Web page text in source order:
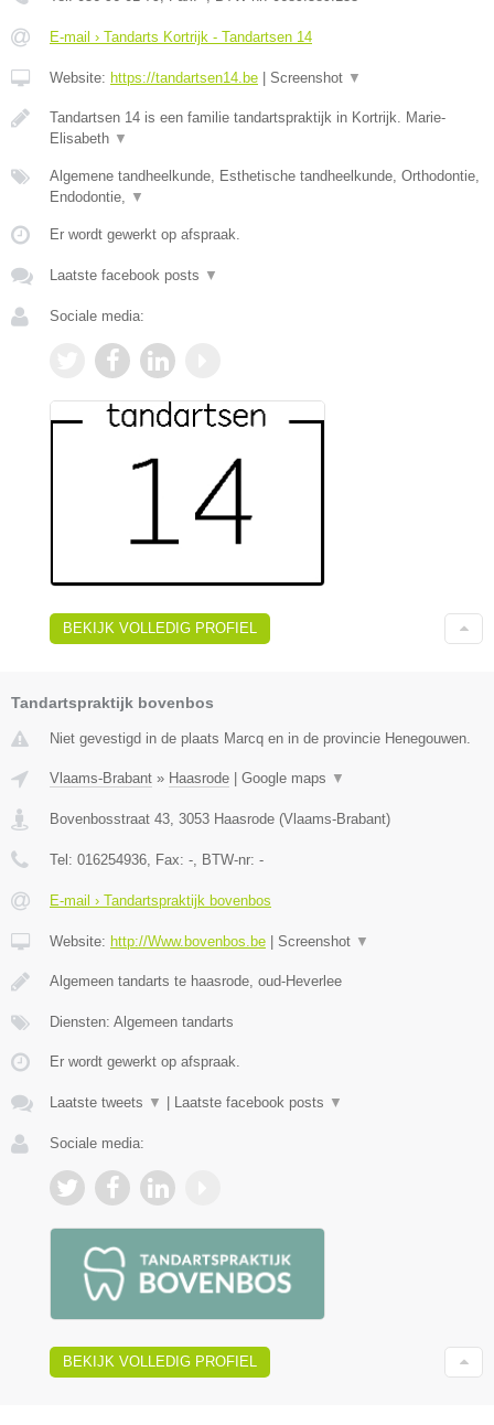
E-mail › Tandarts Kortrijk - Tandartsen 14
Website: https://tandartsen14.be Screenshot ▼
Tandartsen 14 is een familie tandartspraktijk in Kortrijk. Marie-
Elisabeth ▼
Algemene tandheelkunde, Esthetische tandheelkunde, Orthodontie,
Endodontie, ▼
Er wordt gewerkt op afspraak.
Laatste facebook posts ▼
Sociale media:
BEKIJK VOLLEDIG PROFIEL
Tandartspraktijk bovenbos
Niet gevestigd in de plaats Marcq en in de provincie Henegouwen.
Vlaams-Brabant » Haasrode | Google maps ▼
Bovenbosstraat 43 3053 Haasrode (Vlaams-Brabant)
Tel: 016254936 , Fax: - , BTW-nr: -
E-mail › Tandartspraktijk bovenbos
Website: http://Www.bovenbos.be | Screenshot ▼
Algemeen tandarts te haasrode, oud-Heverlee
Diensten: Algemeen tandarts
Er wordt gewerkt op afspraak.
Laatste tweets ▼ | Laatste facebook posts ▼
Sociale media:
BEKIJK VOLLEDIG PROFIEL